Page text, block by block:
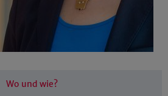
Wo und wie?